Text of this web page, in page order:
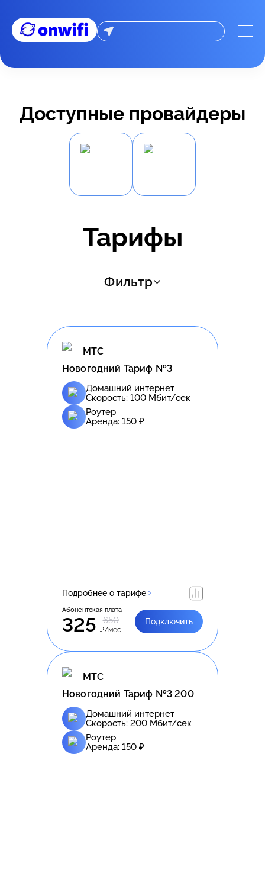
Доступные провайдеры
Тарифы
Фильтр
МТС
Новогодний Тариф №3
Домашний интернет
Скорость: 100 Мбит/сек
Роутер
Аренда: 150 ₽
Подробнее о тарифе
Абонентская плата
325 650
₽/мес
Подключить
МТС
Новогодний Тариф №3 200
Домашний интернет
Скорость: 200 Мбит/сек
Роутер
Аренда: 150 ₽